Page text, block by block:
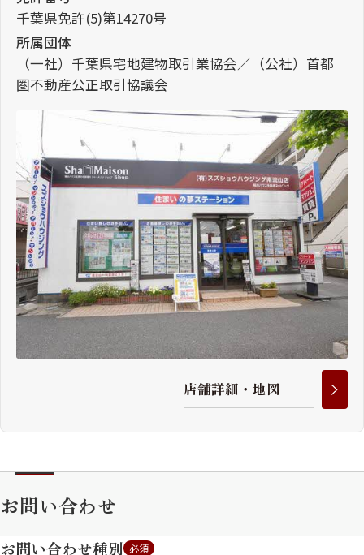
千葉県免許(5)第14270号
所属団体
（一社）千葉県宅地建物取引業協会／（公社）首都
圏不動産公正取引協議会
店舗詳細 ・地図
お問い合わせ
お問い合わせ種別 必須